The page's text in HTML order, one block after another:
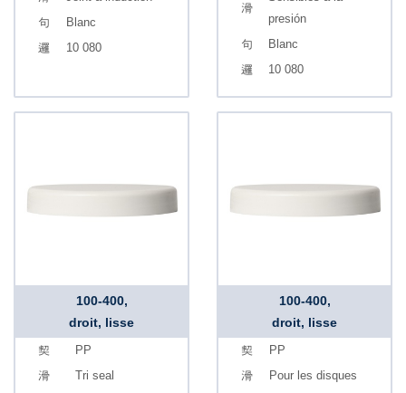
Blanc
10 080
presión
Blanc
10 080
100-400,
droit, lisse
PP
Tri seal
100-400,
droit, lisse
PP
Pour les disques